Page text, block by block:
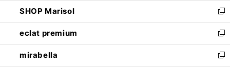
く
で
開
く
ド
ウ
で
開
く
ィ
ン
ド
ウ
で
し
い
ウ
ィ
ン
ド
SHOP Marisol
新
し
い
ウ
ィ
eclat premium
新
し
い
mirabella
新